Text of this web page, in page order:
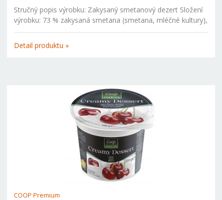
Stručný popis výrobku: Zakysaný smetanový dezert Složení
výrobku: 73 % zakysaná smetana (smetana, mléčné kultury),
jahodová složka (35 % jahody, cukr, 10,5 % jahodová šťáva
z koncentrátu, škrob, barvicí koncentrát z červené řepy...
Detail produktu »
COOP Premium